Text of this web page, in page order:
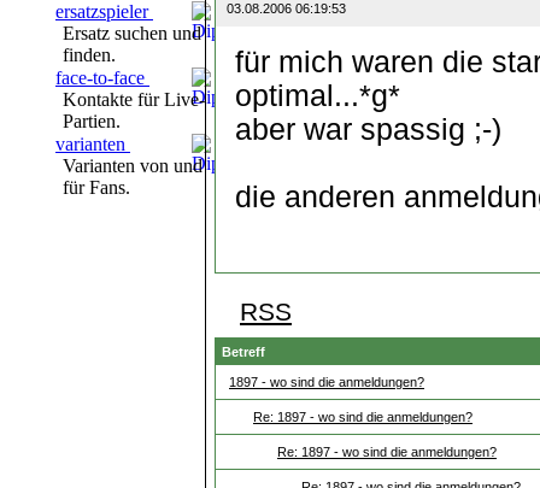
ersatzspieler
Ersatz suchen und
finden.
face-to-face
Kontakte für Live-
Partien.
varianten
Varianten von und
für Fans.
03.08.2006 06:19:53
für mich waren die
optimal...*g*
aber war spassig ;-)
die anderen
RSS
Betreff
1897 - wo sind die anmeldungen?
Re: 1897 - wo sind die anmeldungen?
Re: 1897 - wo sind die anmeldungen?